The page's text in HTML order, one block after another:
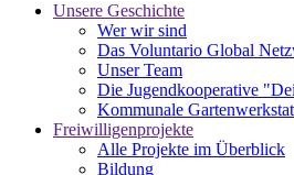
Unsere Geschichte
Wer wir sind
Das Voluntario Global
Unser Team
Die Jugendkooperative
Kommunale
Freiwilligenprojekte
Alle Projekte im Überblick
Bildung